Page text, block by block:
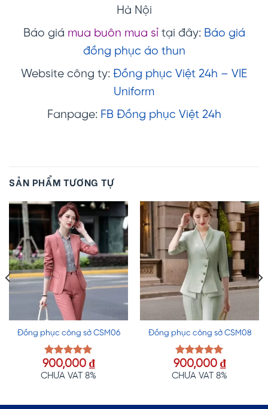
Hà Nội
Báo giá mua buôn mua sỉtại đây: Báo giá
đồng phục áo thun
Website công ty: Đồng phục Việt 24h – VIE
Uniform
Fanpage: FB Đồng phục Việt 24h
SẢN PHẨM TƯƠNG TỰ
Đồng phục công sở CSM06
Được xếp
hạng5.00
900,000 ₫
CHƯA VAT 8%
Đồng phục công sở CSM08
Được xếp
hạng5.00
900,000 ₫
CHƯA VAT 8%